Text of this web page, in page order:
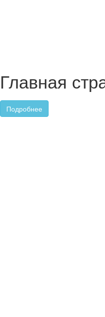
Главная
Подробнее